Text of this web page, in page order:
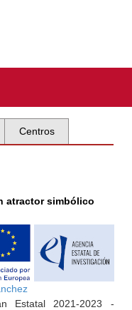
Centros
atractor simbólico
Estatal 2021-2023 -